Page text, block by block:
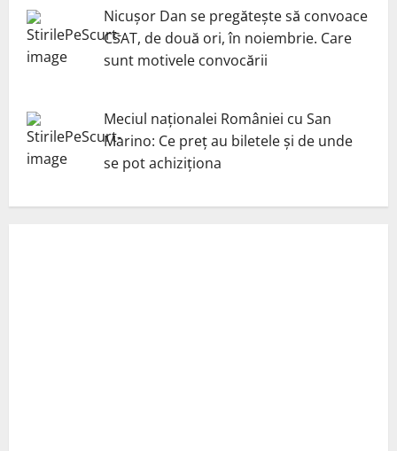
Nicuşor Dan se pregăteşte să convoace
CSAT, de două ori, în noiembrie. Care
sunt motivele convocării
Meciul naționalei României cu San
Marino: Ce preț au biletele și de unde
se pot achiziționa